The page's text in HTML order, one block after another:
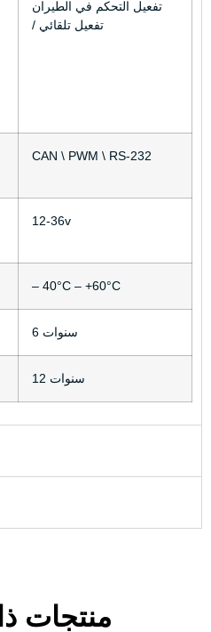
تفعيل التحكم في الطيران
/ تفعيل تلقائي
CAN \ PWM \ RS-232
12-36v
– 40°C – +60°C
6 سنوات
12 سنوات
منتجات